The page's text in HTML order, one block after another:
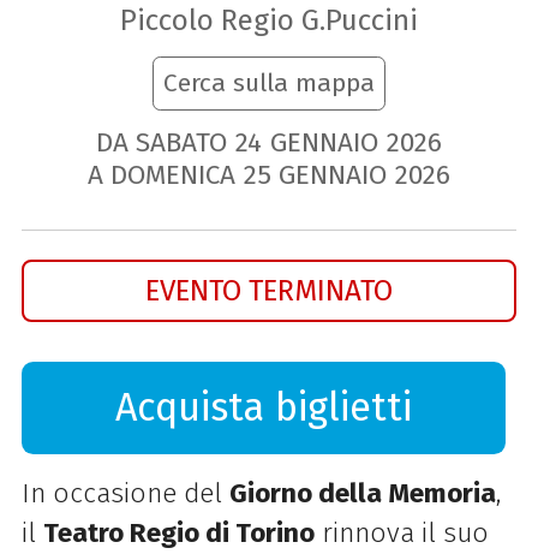
Piccolo Regio G.Puccini
Cerca sulla mappa
DA SABATO 24 GENNAIO 2026
A DOMENICA 25 GENNAIO 2026
EVENTO TERMINATO
Acquista biglietti
In occasione del Giorno della Memoria,
il Teatro Regio di Torinorinnova il suo